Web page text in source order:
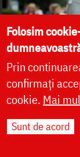
Folosim
Prin
confirmați
cookie. Mai
Sunt de acord